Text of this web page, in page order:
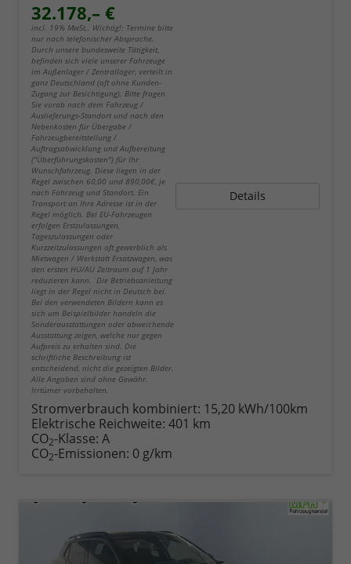
32.178,– €
incl. 19% MwSt.. Wichtig!: Termine bitte
nur nach telefonischer Absprache.
Durch unsere bundesweite Tätigkeit,
befinden sich viele unserer Fahrzeuge
im Außenlager / Zentrallager, verteilt in
ganz Deutschland (oft ohne Kunden-
Zugang zur Besichtigung). Bitte fragen
Sie vorab nach dem Fahrzeug /
Auslieferungs-Standort und nach den
Nebenkosten für Übergabe /
Fahrzeugbereitstellung /
Auftragsabwicklung und Aufbereitung
("Überführungskosten") für Ihr
Wunschfahrzeug. Diese liegen in der
Regel zwischen 60,00 und 890,00€, je
nach Fahrzeug und Standort. Ein
Transport an Ihre Adresse ist in der
Regel möglich. Bei EU-Fahrzeugen
erfolgen Erstzulassungen,
Tageszulassungen oder
Kurzzeitzulassungen oft gewerblich als
Mietwagen / Werkstatt Ersatzwagen, was
den ersten HU/AU Zeitraum auf 1 Jahr
reduzieren kann. Die Betriebsanleitung
liegt in der Regel nicht in Deutsch bei.
Bei den verwendeten Bildern kann es
sich um Beispielbilder handeln die
Sonderausstattungen oder abweichende
Ausstattung zeigen, welche nur gegen
Aufpreis zu erhalten sind. Die
schriftliche Beschreibung ist
entscheidend, nicht die gezeigten Bilder.
Alle Angaben sind ohne Gewähr.
Irrtümer vorbehalten.
Details
Stromverbrauch kombiniert: 15,20 kWh/100km
Elektrische Reichweite: 401 km
CO2-Klasse: A
CO2-Emissionen: 0 g/km